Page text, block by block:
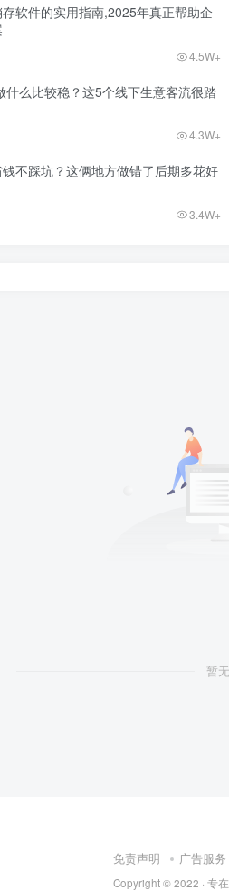
软件的实用指南,2025年真正帮助企
4.5W+
什么比较稳？这5个线下生意客流很踏
4.3W+
不踩坑？这俩地方做错了后期多花好
3.4W+
暂
免责声明 广告服务
Copyright © 2022 · 专